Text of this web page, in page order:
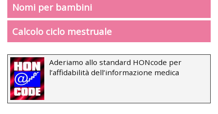
Nomi per bambini
Calcolo ciclo mestruale
Aderiamo allo standard HONcode per
l’affidabilità dell’informazione medica